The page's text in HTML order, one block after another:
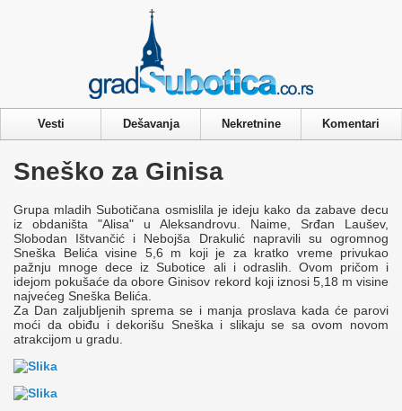
Vesti Dešavanja Nekretnine Komentari
Sneško za Ginisa
Grupa mladih Subotičana osmislila je ideju kako da zabave decu
iz obdaništa "Alisa" u Aleksandrovu. Naime, Srđan Laušev,
Slobodan Ištvančić i Nebojša Drakulić napravili su ogromnog
Sneška Belića visine 5,6 m koji je za kratko vreme privukao
pažnju mnoge dece iz Subotice ali i odraslih. Ovom pričom i
idejom pokušaće da obore Ginisov rekord koji iznosi 5,18 m visine
najvećeg Sneška Belića.
Za Dan zaljubljenih sprema se i manja proslava kada će parovi
moći da obiđu i dekorišu Sneška i slikaju se sa ovom novom
atrakcijom u gradu.
Privacy & Cookies Policy